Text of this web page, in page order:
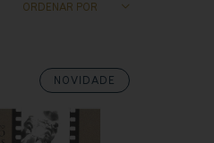
NOVIDADE